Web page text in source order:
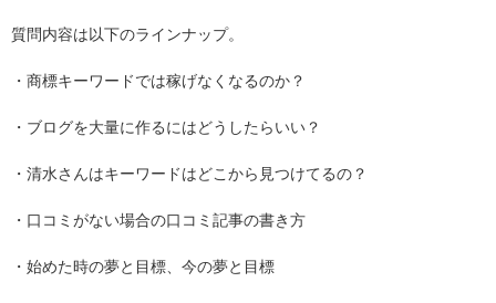
質問内容は以下のラインナップ。
・商標キーワードでは稼げなくなるのか？
・ブログを大量に作るにはどうしたらいい？
・清水さんはキーワードはどこから見つけてるの？
・口コミがない場合の口コミ記事の書き方
・始めた時の夢と目標、今の夢と目標